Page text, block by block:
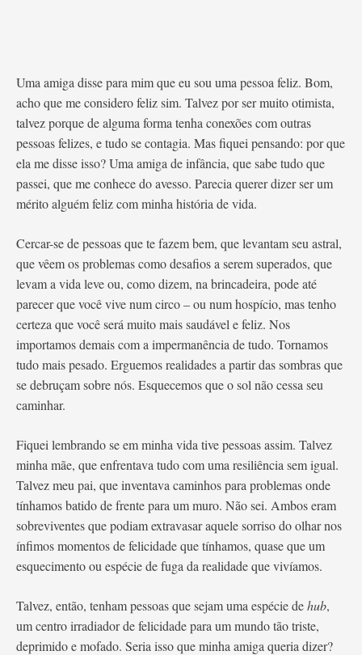
Uma amiga disse para mim que eu sou uma pessoa feliz. Bom,
acho que me considero feliz sim. Talvez por ser muito otimista,
talvez porque de alguma forma tenha conexões com outras
pessoas felizes, e tudo se contagia. Mas fiquei pensando: por que
ela me disse isso? Uma amiga de infância, que sabe tudo que
passei, que me conhece do avesso. Parecia querer dizer ser um
mérito alguém feliz com minha história de vida.
Cercar-se de pessoas que te fazem bem, que levantam seu astral,
que vêem os problemas como desafios a serem superados, que
levam a vida leve ou, como dizem, na brincadeira, pode até
parecer que você vive num circo – ou num hospício, mas tenho
certeza que você será muito mais saudável e feliz. Nos
importamos demais com a impermanência de tudo. Tornamos
tudo mais pesado. Erguemos realidades a partir das sombras que
se debruçam sobre nós. Esquecemos que o sol não cessa seu
caminhar.
Fiquei lembrando se em minha vida tive pessoas assim. Talvez
minha mãe, que enfrentava tudo com uma resiliência sem igual.
Talvez meu pai, que inventava caminhos para problemas onde
tínhamos batido de frente para um muro. Não sei. Ambos eram
sobreviventes que podiam extravasar aquele sorriso do olhar nos
ínfimos momentos de felicidade que tínhamos, quase que um
esquecimento ou espécie de fuga da realidade que vivíamos.
Talvez, então, tenham pessoas que sejam uma espécie dehub,
um centro irradiador de felicidade para um mundo tão triste,
deprimido e mofado. Seria isso que minha amiga queria dizer?